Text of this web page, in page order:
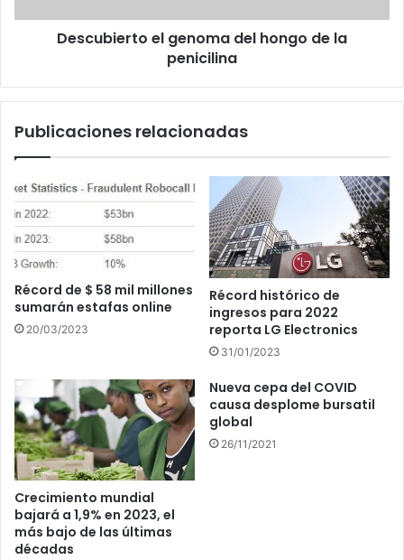
Descubierto el genoma del hongo de la
penicilina
Publicaciones relacionadas
Récord de $ 58 mil millones
sumarán estafas online
20/03/2023
Récord histórico de
ingresos para 2022
reporta LG Electronics
31/01/2023
Crecimiento mundial
bajará a 1,9% en 2023, el
más bajo de las últimas
décadas
Nueva cepa del COVID
causa desplome bursatil
global
26/11/2021